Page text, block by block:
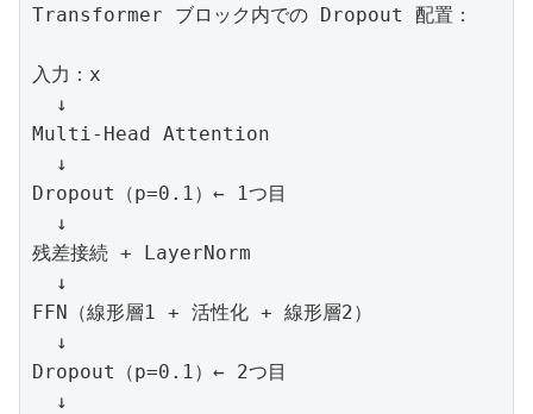
Transformer ブロック内での Dropout 配置：
入力：x
  ↓
Multi-Head Attention
  ↓
Dropout（p=0.1）← 1つ目
  ↓
残差接続 + LayerNorm
  ↓
FFN（線形層1 + 活性化 + 線形層2）
  ↓
Dropout（p=0.1）← 2つ目
  ↓